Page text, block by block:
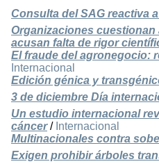
Consulta del SAG reactiva
Organizaciones
acusan falta de rigor
El fraude del agronegocio:
Internacional
Edición génica y
3 de diciembre Día
Un estudio internacional
cáncer/ Internacional
Multinacionales contra
Exigen prohibir árboles